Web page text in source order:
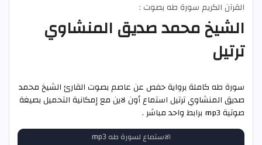
القرآن الكريم سورة طه بصوت :
الشيخ محمد صديق المنشاوي
ترتيل
سورة طه كاملة برواية حفص عن عاصم بصوت القارئ الشيخ محمد
صديق المنشاوي ترتيل استماع أون لاين مع إمكانية التحميل بصيغة
صوتية mp3 برابط واحد مباشر .
الاستماع لسورة طه mp3